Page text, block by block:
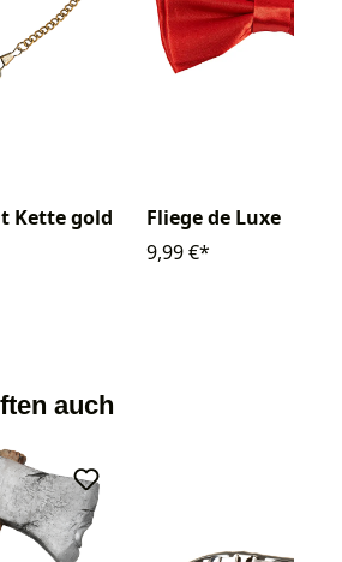
Kette gold
Fliege de Luxe
9,99 €*
auch